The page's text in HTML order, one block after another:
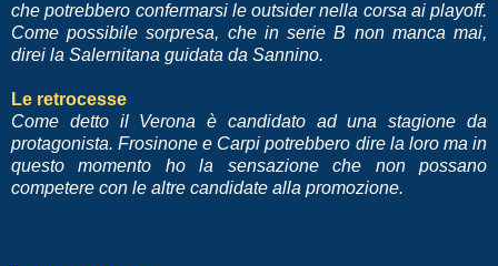
che potrebbero confermarsi le outsider nella corsa ai playoff.
Come possibile sorpresa, che in serie B non manca mai,
direi la Salernitana guidata da Sannino.
Le retrocesse
Come detto il Verona è candidato ad una stagione da
protagonista. Frosinone e Carpi potrebbero dire la loro ma in
questo momento ho la sensazione che non possano
competere con le altre candidate alla promozione.